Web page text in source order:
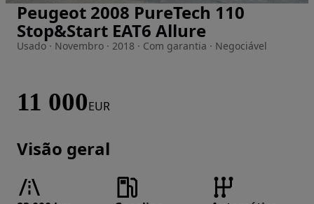
Imagem 1 de 10
Peugeot 2008 PureTech 110
Stop&Start EAT6 Allure
Usado · Novembro · 2018 · Com garantia · Negociável
11 000EUR
Visão geral